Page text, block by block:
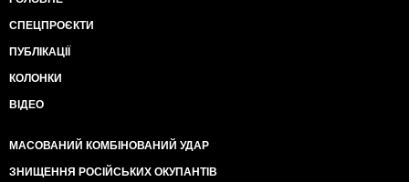
СПЕЦПРОЄКТИ
ПУБЛІКАЦІЇ
КОЛОНКИ
ВІДЕО
МАСОВАНИЙ КОМБІНОВАНИЙ УДАР
ЗНИЩЕННЯ РОСІЙСЬКИХ ОКУПАНТІВ